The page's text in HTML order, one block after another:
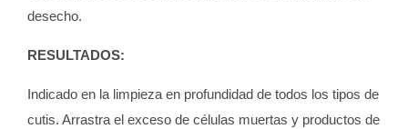
desecho.
RESULTADOS:
Indicado en la limpieza en profundidad de todos los tipos de
cutis. Arrastra el exceso de células muertas y productos de